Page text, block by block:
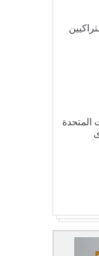
المتحدة